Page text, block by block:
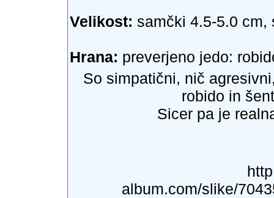
Velikost: samčki 4.5-5.0 cm,
Hrana: preverjeno jedo:
So simpatični, nič
robido in
Sicer pa je
album.com/slike/